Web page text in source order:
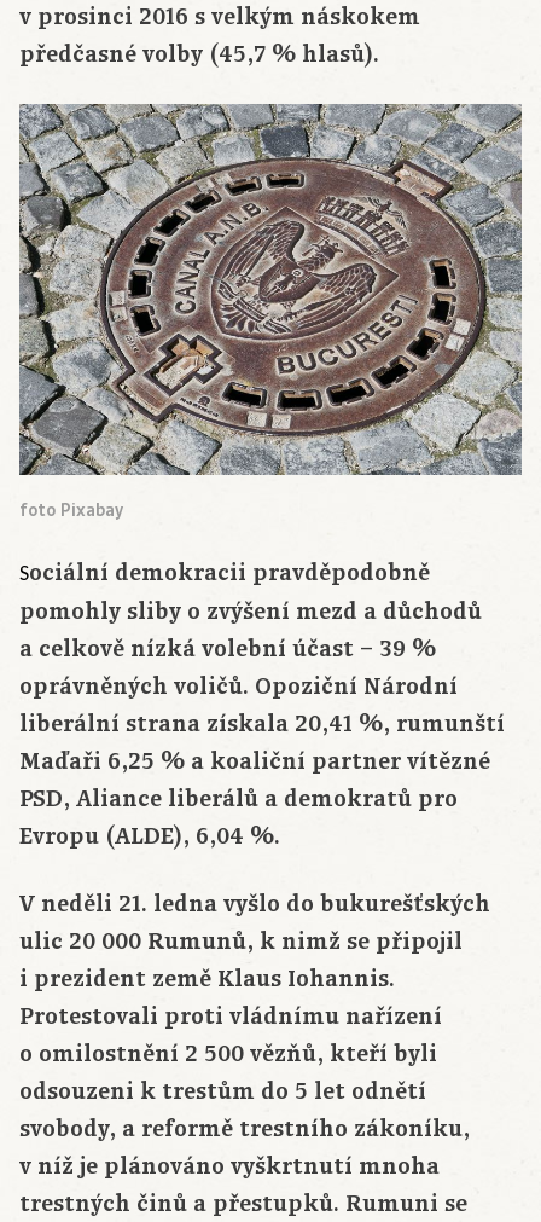
v prosinci 2016 s velkým náskokem
předčasné volby (45,7 % hlasů).
foto Pixabay
Sociální demokracii pravděpodobně
pomohly sliby o zvýšení mezd a důchodů
a celkově nízká volební účast – 39 %
oprávněných voličů. Opoziční Národní
liberální strana získala 20,41 %, rumunští
Maďaři 6,25 % a koaliční partner vítězné
PSD, Aliance liberálů a demokratů pro
Evropu (ALDE), 6,04 %.
V neděli 21. ledna vyšlo do bukurešťských
ulic 20 000 Rumunů, k nimž se připojil
i prezident země Klaus Iohannis.
Protestovali proti vládnímu nařízení
o omilostnění 2 500 vězňů, kteří byli
odsouzeni k trestům do 5 let odnětí
svobody, a reformě trestního zákoníku,
v níž je plánováno vyškrtnutí mnoha
trestných činů a přestupků. Rumuni se